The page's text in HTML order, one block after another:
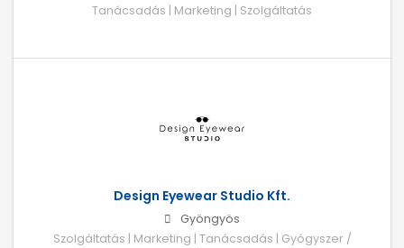
Tanácsadás | Marketing | Szolgáltatás
Design Eyewear Studio Kft.
Gyöngyös
Szolgáltatás | Marketing | Tanácsadás | Gyógyszer /